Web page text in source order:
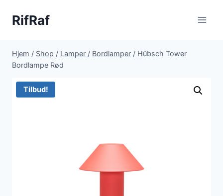
RifRaf
Hjem / Shop / Lamper / Bordlamper / Hübsch Tower
Bordlampe Rød
Tilbud!